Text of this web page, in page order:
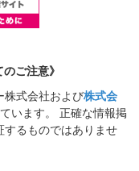
ご注意》
株式会社および株式会
います。 正確な情報掲
するものではありませ